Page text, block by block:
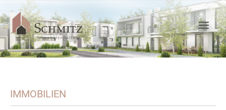
IMMOBILIEN